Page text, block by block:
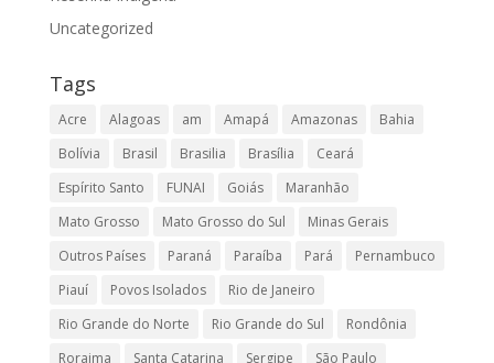
Uncategorized
Tags
Acre Alagoas am Amapá Amazonas
Bahia
Bolívia
Brasil Brasilia Brasília
Ceará
Espírito Santo
FUNAI Goiás
Maranhão
Mato Grosso
Mato Grosso do Sul
Minas Gerais
Outros Países
Paraná Paraíba Pará
Pernambuco
Piauí
Povos Isolados
Rio de Janeiro
Rio Grande do Norte
Rio Grande do Sul
Rondônia
Roraima
Santa Catarina Sergipe
São Paulo